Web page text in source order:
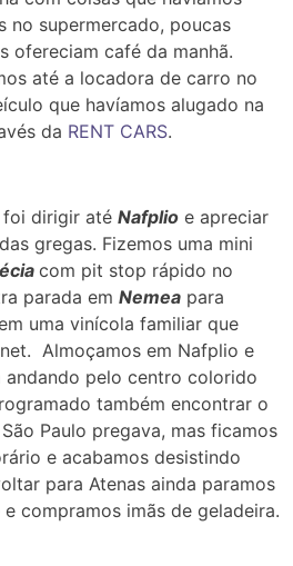
no supermercado, poucas
ofereciam café da manhã.
até a locadora de carro no
que havíamos alugado na
da RENT CARS.
foi dirigir até Nafplio e apreciar
gregas. Fizemos uma mini
com pit stop rápido no
parada em Nemea para
uma vinícola familiar que
Almoçamos em Nafplio e
andando pelo centro colorido
também encontrar o
Paulo pregava, mas ficamos
e acabamos desistindo
para Atenas ainda paramos
compramos imãs de geladeira.